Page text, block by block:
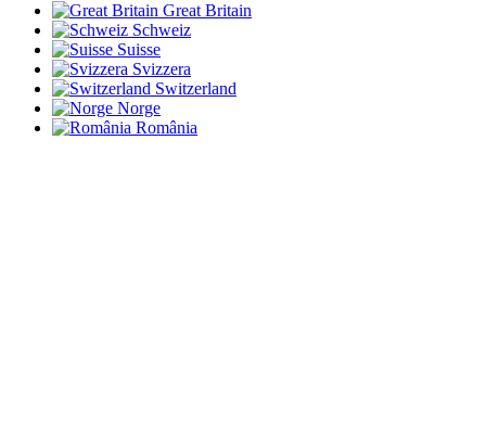
Great Britain
Schweiz
Suisse
Svizzera
Switzerland
Norge
România